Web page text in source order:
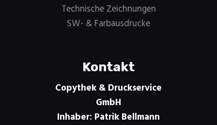
Technische Zeichnungen
SW- & Farbausdrucke
Kontakt
Copythek & Druckservice
GmbH
Inhaber: Patrik Bellmann